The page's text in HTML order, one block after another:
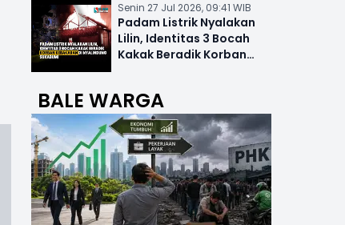
Senin 27 Jul 2026, 09:41 WIB
Padam Listrik Nyalakan
Lilin, Identitas 3 Bocah
Kakak Beradik Korban
BALE WARGA